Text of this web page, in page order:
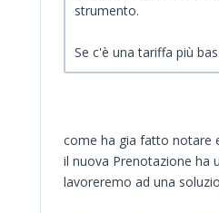
strumento.
Se c'è una tariffa più
come ha gia fatto notare
il nuova Prenotazione ha
lavoreremo ad una